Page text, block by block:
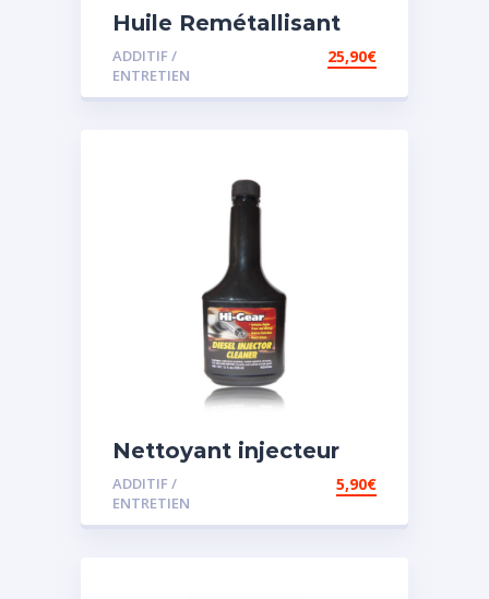
Huile Remétallisant
Moteur SMT2
ADDITIF /
ENTRETIEN
25,90€
Nettoyant injecteur
diesel
ADDITIF /
ENTRETIEN
5,90€